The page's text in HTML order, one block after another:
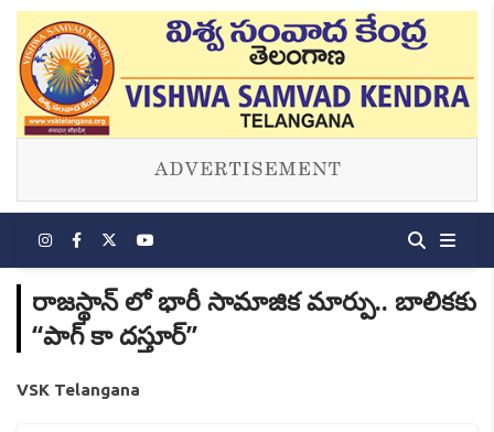
రాజస్థాన్ లో భారీ సామాజిక మార్పు.. బాలికకు
‘‘పాగ్ కా దస్తూర్’’
VSK Telangana